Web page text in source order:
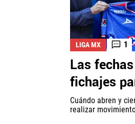
LIGA MX 1
Las
fichajes
Cuándo abren y
realizar